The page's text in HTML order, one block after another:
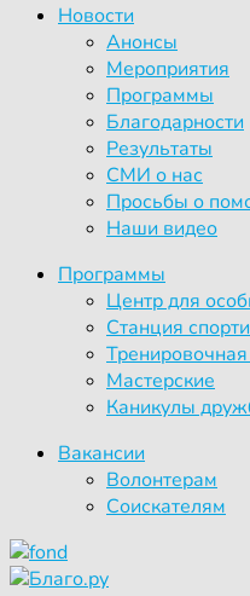
Новости
Анонсы
Мероприятия
Программы
Благодарности
Результаты
СМИ о нас
Просьбы о
Наши видео
Программы
Центр для
Станция
Мастерские
Каникулы
Вакансии
Волонтерам
Соискателям